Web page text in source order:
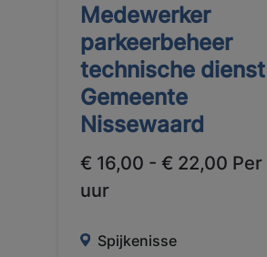
Medewerker
parkeerbeheer
technische dienst
Gemeente
Nissewaard
€ 16,00 - € 22,00 Per
uur
Spijkenisse